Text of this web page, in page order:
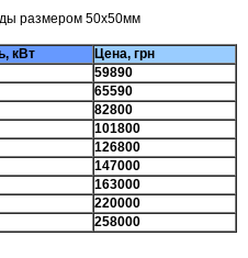
размером 50х50мм
кВт
Цена, грн
59890
65590
82800
101800
126800
147000
163000
220000
258000